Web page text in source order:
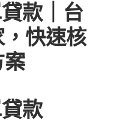
款｜台
快速核
款